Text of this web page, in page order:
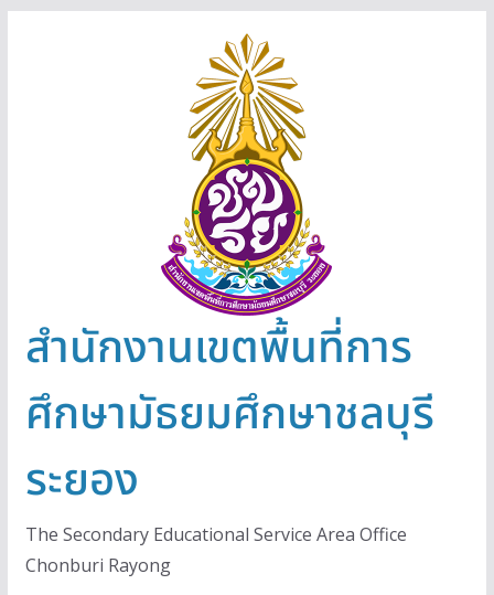
สำนักงานเขตพื้นที่การ
ศึกษามัธยมศึกษาชลบุรี
ระยอง
The Secondary Educational Service Area Office
Chonburi Rayong